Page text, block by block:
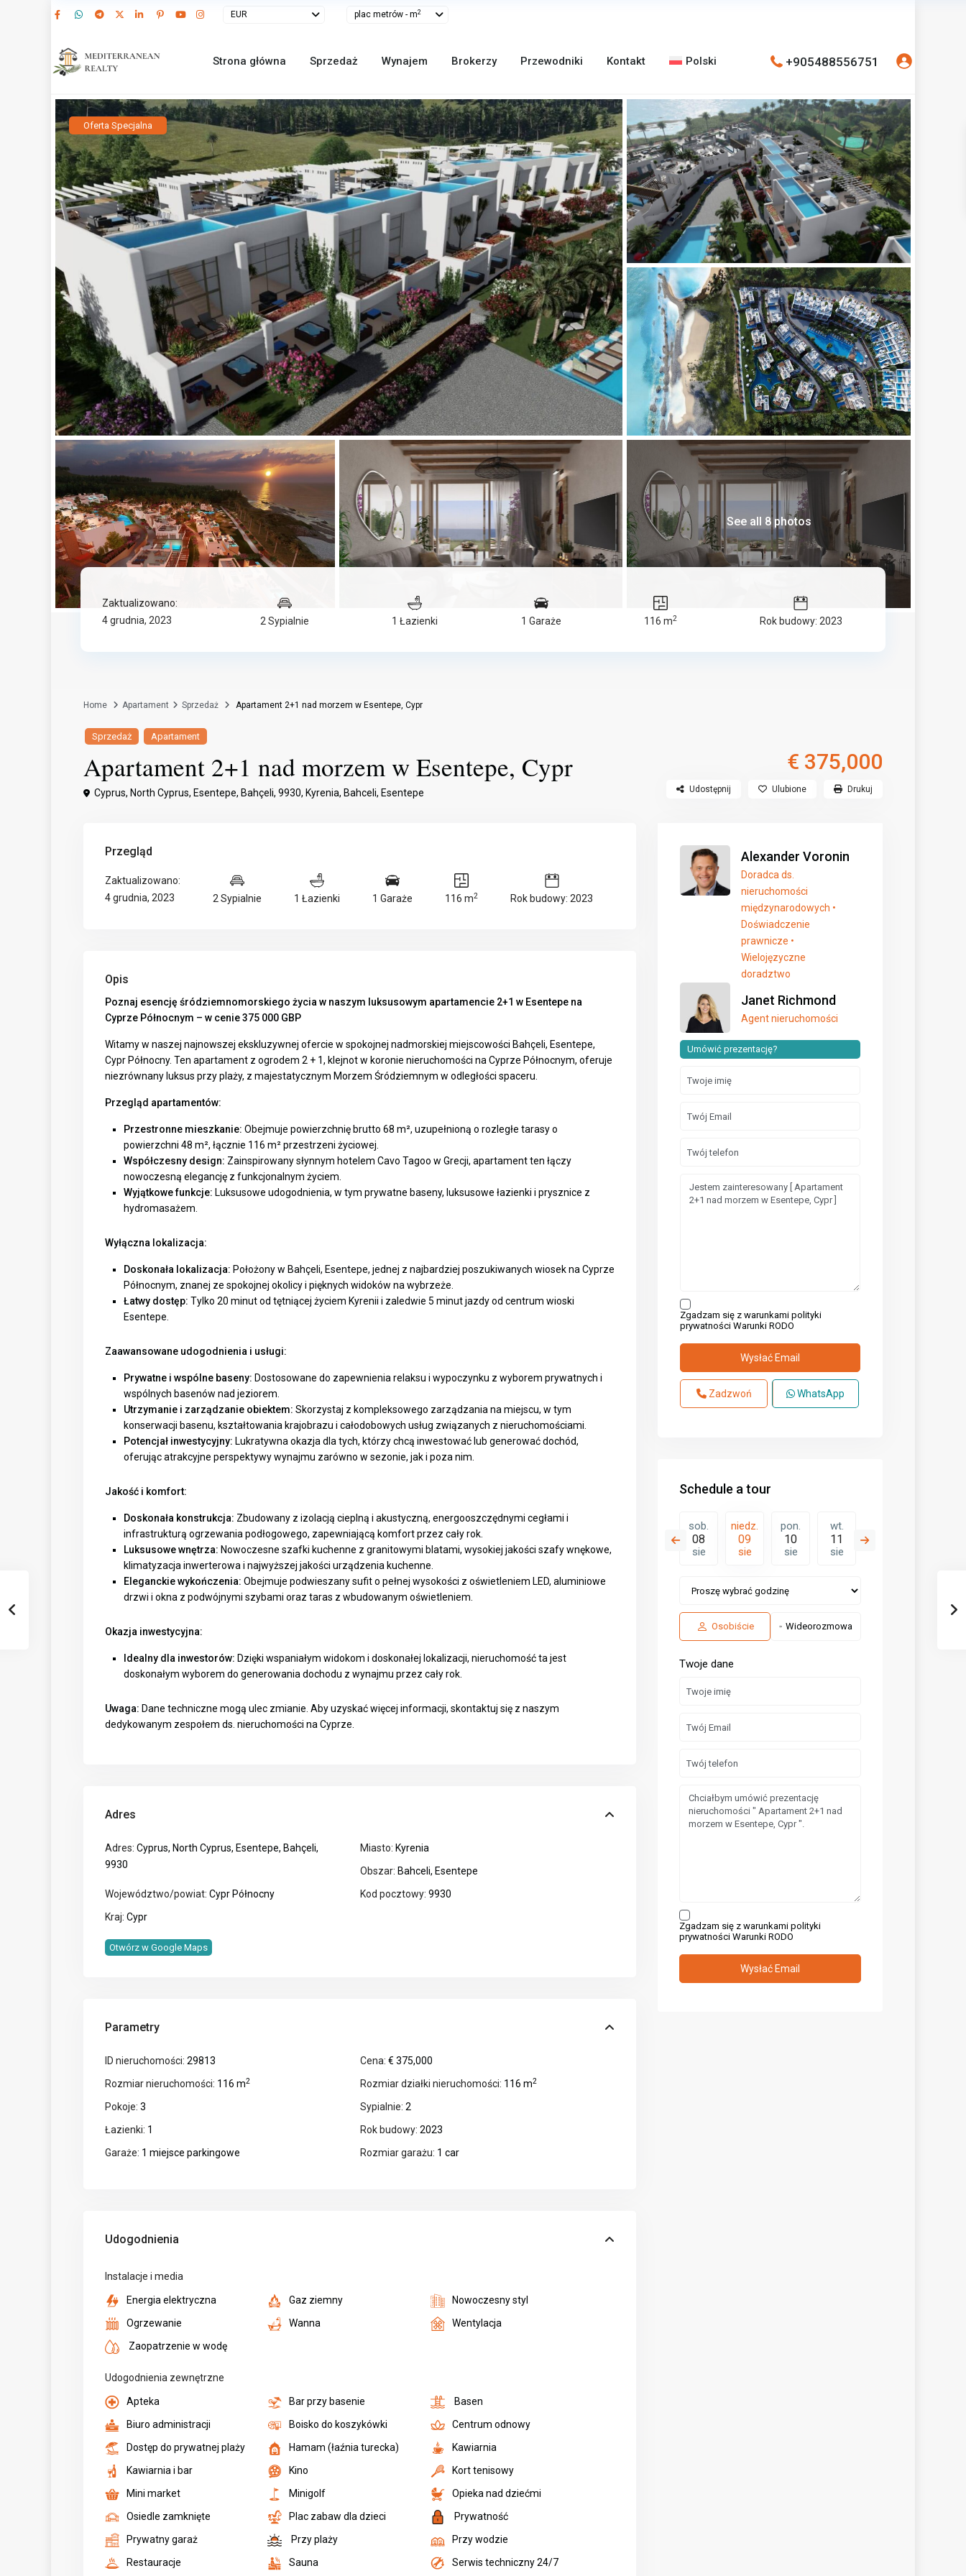
EUR plac metrów - m2
Strona główna Sprzedaż Wynajem Brokerzy Przewodniki Kontakt Polski +905488556751
Oferta Specjalna
See all 8 photos
Zaktualizowano:
4 grudnia, 2023
2 Sypialnie 1 Łazienki 1 Garaże 116 m2 Rok budowy: 2023
Home Apartament Sprzedaż Apartament 2+1 nad morzem w Esentepe, Cypr
Sprzedaż Apartament
Apartament 2+1 nad morzem w Esentepe, Cypr € 375,000
Cyprus, North Cyprus, Esentepe, Bahçeli, 9930, Kyrenia, Bahceli, Esentepe Udostępnij Ulubione Drukuj
Przegląd
Zaktualizowano:
4 grudnia, 2023
2 Sypialnie 1 Łazienki 1 Garaże 116 m2 Rok budowy: 2023
Opis
Poznaj esencję śródziemnomorskiego życia w naszym luksusowym apartamencie 2+1 w Esentepe na
Cyprze Północnym – w cenie 375 000 GBP
Witamy w naszej najnowszej ekskluzywnej ofercie w spokojnej nadmorskiej miejscowości Bahçeli, Esentepe,
Cypr Północny. Ten apartament z ogrodem 2 + 1, klejnot w koronie nieruchomości na Cyprze Północnym, oferuje
niezrównany luksus przy plaży, z majestatycznym Morzem Śródziemnym w odległości spaceru.
Przegląd apartamentów:
Przestronne mieszkanie: Obejmuje powierzchnię brutto 68 m², uzupełnioną o rozległe tarasy o
powierzchni 48 m², łącznie 116 m² przestrzeni życiowej.
Współczesny design: Zainspirowany słynnym hotelem Cavo Tagoo w Grecji, apartament ten łączy
nowoczesną elegancję z funkcjonalnym życiem.
Wyjątkowe funkcje: Luksusowe udogodnienia, w tym prywatne baseny, luksusowe łazienki i prysznice z
hydromasażem.
Wyłączna lokalizacja:
Doskonała lokalizacja: Położony w Bahçeli, Esentepe, jednej z najbardziej poszukiwanych wiosek na Cyprze
Północnym, znanej ze spokojnej okolicy i pięknych widoków na wybrzeże.
Łatwy dostęp: Tylko 20 minut od tętniącej życiem Kyrenii i zaledwie 5 minut jazdy od centrum wioski
Esentepe.
Zaawansowane udogodnienia i usługi:
Prywatne i wspólne baseny: Dostosowane do zapewnienia relaksu i wypoczynku z wyborem prywatnych i
wspólnych basenów nad jeziorem.
Utrzymanie i zarządzanie obiektem: Skorzystaj z kompleksowego zarządzania na miejscu, w tym
konserwacji basenu, kształtowania krajobrazu i całodobowych usług związanych z nieruchomościami.
Potencjał inwestycyjny: Lukratywna okazja dla tych, którzy chcą inwestować lub generować dochód,
oferując atrakcyjne perspektywy wynajmu zarówno w sezonie, jak i poza nim.
Jakość i komfort:
Doskonała konstrukcja: Zbudowany z izolacją cieplną i akustyczną, energooszczędnymi cegłami i
infrastrukturą ogrzewania podłogowego, zapewniającą komfort przez cały rok.
Luksusowe wnętrza: Nowoczesne szafki kuchenne z granitowymi blatami, wysokiej jakości szafy wnękowe,
klimatyzacja inwerterowa i najwyższej jakości urządzenia kuchenne.
Eleganckie wykończenia: Obejmuje podwieszany sufit o pełnej wysokości z oświetleniem LED, aluminiowe
drzwi i okna z podwójnymi szybami oraz taras z wbudowanym oświetleniem.
Okazja inwestycyjna:
Idealny dla inwestorów: Dzięki wspaniałym widokom i doskonałej lokalizacji, nieruchomość ta jest
doskonałym wyborem do generowania dochodu z wynajmu przez cały rok.
Uwaga: Dane techniczne mogą ulec zmianie. Aby uzyskać więcej informacji, skontaktuj się z naszym
dedykowanym zespołem ds. nieruchomości na Cyprze.
Adres
Adres: Cyprus, North Cyprus, Esentepe, Bahçeli,
9930
Miasto: Kyrenia
Obszar: Bahceli, Esentepe
Województwo/powiat: Cypr Północny Kod pocztowy: 9930
Kraj: Cypr
Otwórz w Google Maps
Parametry
ID nieruchomości: 29813 Cena: € 375,000
Rozmiar nieruchomości: 116 m2 Rozmiar działki nieruchomości: 116 m2
Pokoje: 3 Sypialnie: 2
Łazienki: 1 Rok budowy: 2023
Garaże: 1 miejsce parkingowe Rozmiar garażu: 1 car
Udogodnienia
Instalacje i media
Energia elektryczna Gaz ziemny
Nowoczesny styl
Ogrzewanie
Wanna
Wentylacja
Zaopatrzenie w wodę
Udogodnienia zewnętrzne
Apteka Bar przy basenie
Basen
Biuro administracji
Boisko do koszykówki
Centrum odnowy
Dostęp do prywatnej plaży
Hamam (łaźnia turecka)
Kawiarnia
Kawiarnia i bar
Kino
Kort tenisowy
Mini market
Minigolf
Opieka nad dziećmi
Osiedle zamknięte
Plac zabaw dla dzieci
Prywatność
Prywatny garaż
Przy plaży
Przy wodzie
Restauracje
Sauna Serwis techniczny 24/7
Alexander Voronin
Doradca ds.
nieruchomości
międzynarodowych •
Doświadczenie
prawnicze •
Wielojęzyczne
doradztwo
Janet Richmond
Agent nieruchomości
Umówić prezentację?
Zgadzam się z warunkami polityki
prywatnościWarunki RODO
Zadzwoń WhatsApp
Schedule a tour
pt.
sie
sob.
sie sie
sob.
08
sie
niedz.
09
sie
pon.
10
sie
wt.
11
sie
Osobiście Wideorozmowa
Twoje dane
Zgadzam się z warunkami polityki
prywatnościWarunki RODO